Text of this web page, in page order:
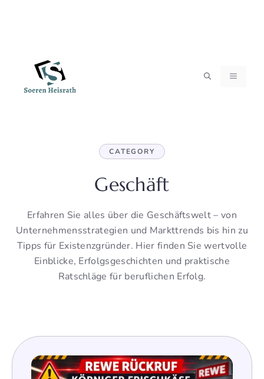
springen
MENÜ
CATEGORY
Geschäft
Erfahren Sie alles über die Geschäftswelt – von
Unternehmensstrategien und Markttrends bis hin zu
Tipps für Existenzgründer. Hier finden Sie wertvolle
Einblicke, Erfolgsgeschichten und praktische
Ratschläge für beruflichen Erfolg.